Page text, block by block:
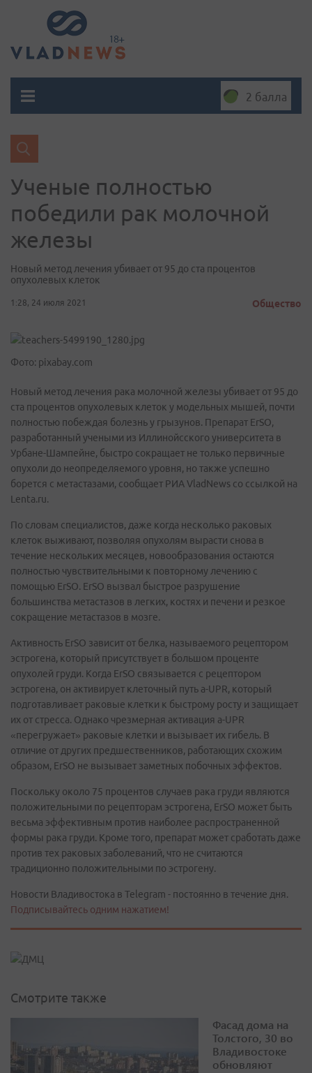
2 балла
Ученые полностью
победили рак молочной
железы
Новый метод лечения убивает от 95 до ста процентов
опухолевых клеток
1:28, 24 июля 2021 Общество
Фото: pixabay.com
Новый метод лечения рака молочной железы убивает от 95 до
ста процентов опухолевых клеток у модельных мышей, почти
полностью побеждая болезнь у грызунов. Препарат ErSO,
разработанный учеными из Иллинойсского университета в
Урбане-Шампейне, быстро сокращает не только первичные
опухоли до неопределяемого уровня, но также успешно
борется с метастазами, сообщает РИА VladNews со ссылкой на
Lenta.ru.
По словам специалистов, даже когда несколько раковых
клеток выживают, позволяя опухолям вырасти снова в
течение нескольких месяцев, новообразования остаются
полностью чувствительными к повторному лечению с
помощью ErSO. ErSO вызвал быстрое разрушение
большинства метастазов в легких, костях и печени и резкое
сокращение метастазов в мозге.
Активность ErSO зависит от белка, называемого рецептором
эстрогена, который присутствует в большом проценте
опухолей груди. Когда ErSO связывается с рецептором
эстрогена, он активирует клеточный путь a-UPR, который
подготавливает раковые клетки к быстрому росту и защищает
их от стресса. Однако чрезмерная активация a-UPR
«перегружает» раковые клетки и вызывает их гибель. В
отличие от других предшественников, работающих схожим
образом, ErSO не вызывает заметных побочных эффектов.
Поскольку около 75 процентов случаев рака груди являются
положительными по рецепторам эстрогена, ErSO может быть
весьма эффективным против наиболее распространенной
формы рака груди. Кроме того, препарат может сработать даже
против тех раковых заболеваний, что не считаются
традиционно положительными по эстрогену.
Новости Владивостока в Telegram - постоянно в течение дня.
Подписывайтесь одним нажатием!
Смотрите также
Фасад дома на
Толстого, 30 во
Владивостоке
обновляют